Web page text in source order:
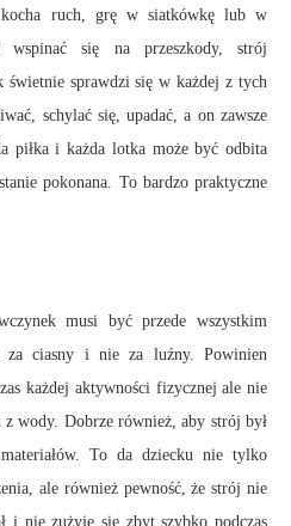
ruch, grę w siatkówkę lub w
się na przeszkody, strój
świetnie sprawdzi się w każdej z tych
schylać się, upadać, a on zawsze
piłka i każda lotka może być odbita
pokonana. To bardzo praktyczne
musi być przede wszystkim
ciasny i nie za luźny. Powinien
każdej aktywności fizycznej ale nie
wody. Dobrze również, aby strój był
To da dziecku nie tylko
ale również pewność, że strój nie
i nie zużyje się zbyt szybko podczas